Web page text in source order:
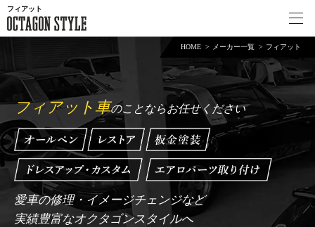
フィアット
フィアット車のことならお任せください
愛車の修理・イメージチェンジなど
実績豊富なオクタゴンスタイルへ
HOME メーカー一覧 フィアット